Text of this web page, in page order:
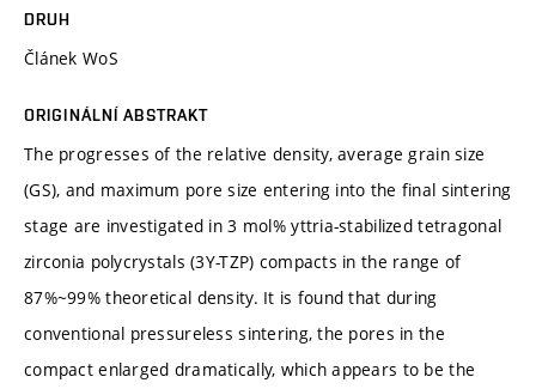
DRUH
Článek WoS
ORIGINÁLNÍ ABSTRAKT
The progresses of the relative density, average grain size
(GS), and maximum pore size entering into the final sintering
stage are investigated in 3 mol% yttria-stabilized tetragonal
zirconia polycrystals (3Y-TZP) compacts in the range of
87%~99% theoretical density. It is found that during
conventional pressureless sintering, the pores in the
compact enlarged dramatically, which appears to be the